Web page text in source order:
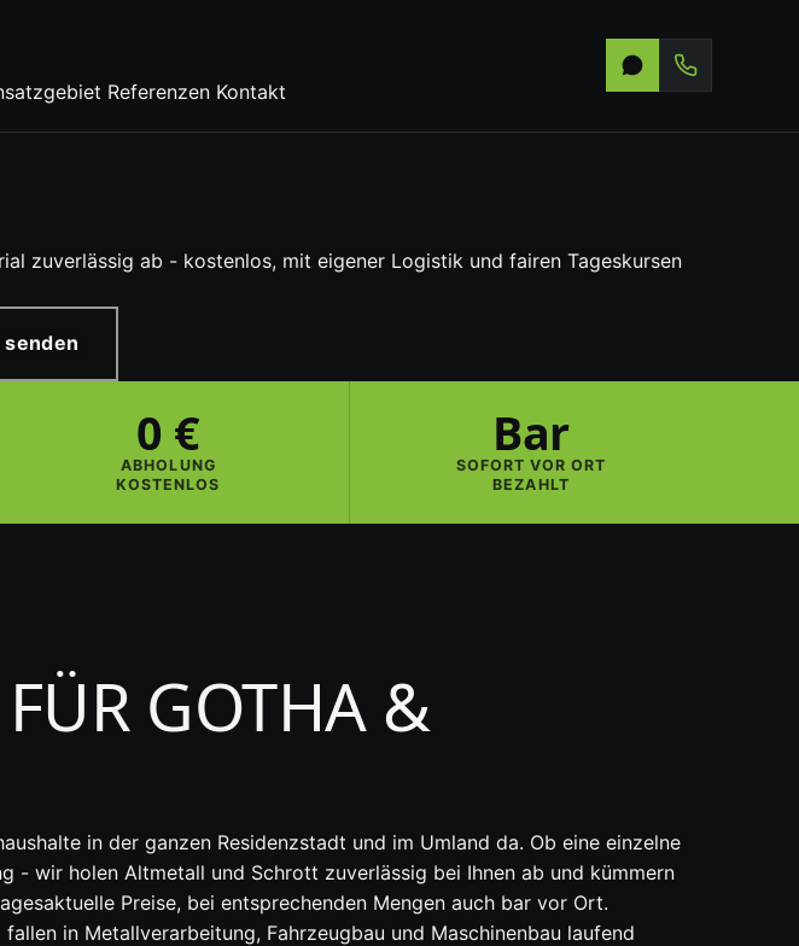
Referenzen Kontakt
zuverlässig ab - kostenlos, mit eigener Logistik und fairen Tageskursen
0 €
ABHOLUNG
KOSTENLOS
Bar
SOFORT VOR ORT
BEZAHLT
GOTHA &
in der ganzen Residenzstadt und im Umland da. Ob eine einzelne
- wir holen Altmetall und Schrott zuverlässig bei Ihnen ab und kümmern
Preise, bei entsprechenden Mengen auch bar vor Ort.
fallen in Metallverarbeitung, Fahrzeugbau und Maschinenbau laufend